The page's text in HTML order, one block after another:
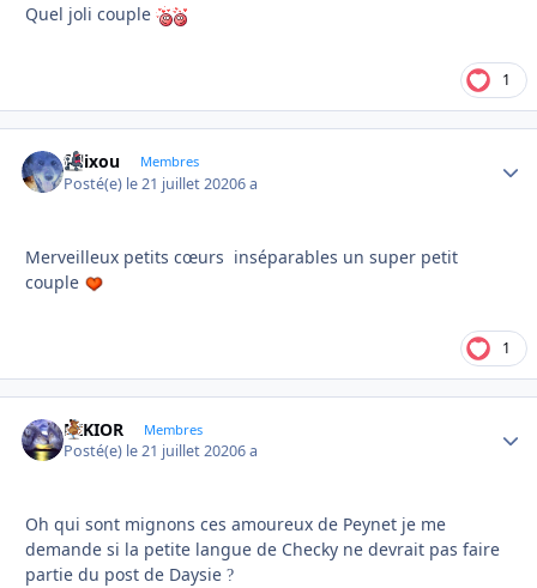
Quel joli couple
1
felixou Membres
Posté(e) le 21 juillet 20206 a
Merveilleux petits cœurs inséparables un super petit
couple
1
NIKIOR Membres
Posté(e) le 21 juillet 20206 a
Oh qui sont mignons ces amoureux de Peynet je me
demande si la petite langue de Checky ne devrait pas faire
partie du post de Daysie ?